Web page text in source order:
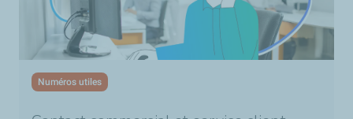
Numéros utiles